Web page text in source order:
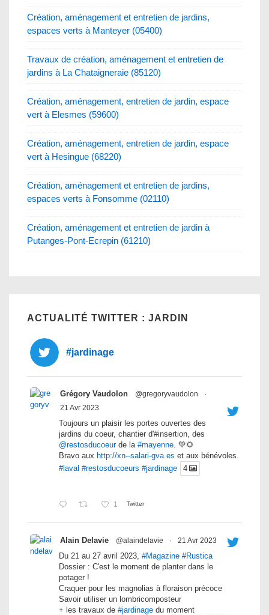
Création, aménagement et entretien de jardins,
espaces verts à Manteyer (05400)
Travaux de création, aménagement et entretien de
jardins à La Chataigneraie (85120)
Création, aménagement, entretien de jardin, espace
vert à Elesmes (59600)
Création, aménagement, entretien de jardin, espace
vert à Hesingue (68220)
Création, aménagement et entretien de jardins,
espaces verts à Fonsomme (02110)
Création, aménagement et entretien de jardin à
Putanges-Pont-Ecrepin (61210)
ACTUALITÉ TWITTER : JARDIN
#jardinage
Grégory Vaudolon @gregoryvaudolon
·
21 Avr 2023
Toujours un plaisir les portes ouvertes des
jardins du coeur, chantier d'#insertion, des
@restosducoeurde la #mayenne. 💚🌻
Bravo aux http://xn--salari-gva.es et aux bénévoles.
#laval #restosducoeurs #jardinage 4
1 Twitter
Alain Delavie @alaindelavie · 21 Avr 2023
Du 21 au 27 avril 2023, #Magazine #Rustica
Dossier : C'est le moment de planter dans le
potager !
Craquer pour les magnolias à floraison précoce
Savoir utiliser un lombricomposteur
+ les travaux de #jardinage du moment